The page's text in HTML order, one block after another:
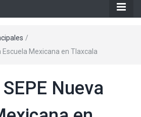
/
Escuela Mexicana en Tlaxcala
Nueva